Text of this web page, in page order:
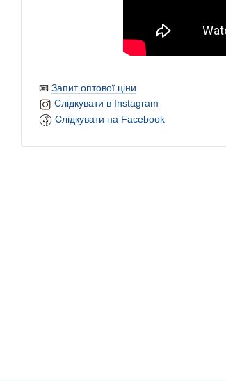
📧 Запит оптової ціни
Слідкувати в Instagram
Слідкувати на Facebook